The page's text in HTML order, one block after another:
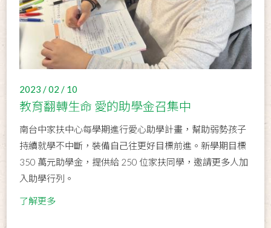
2023 / 02 / 10
教育翻轉生命 愛的助學金召集中
南台中家扶中心每學期進行愛心助學計畫，幫助弱勢孩子
持續就學不中斷，裝備自己往更好目標前進。新學期目標
350 萬元助學金，提供給 250 位家扶同學，邀請更多人加
入助學行列。
了解更多